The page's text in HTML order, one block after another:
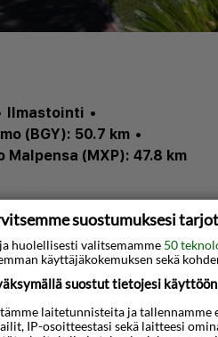
Ilmastointi •
(BGY): 50.7 km •
(MXP): 47.8 km
tarjoaa modernin ja
pohjoisosassa, vain lyhyen
suostumuksesi
huolellisesti valitsemamme 50
käyttäjäkokemuksen sekä
suostut tietojesi
laitetunnisteita ja tallennamme
IP-osoitteestasi sekä laitteesi